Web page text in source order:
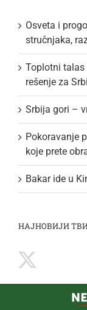
Osveta i
stručnjaka,
Toplotni talas
rešenje za
Srbija gori –
Pokoravanje
koje prete
Bakar ide u
НАЈНОВИЈИ